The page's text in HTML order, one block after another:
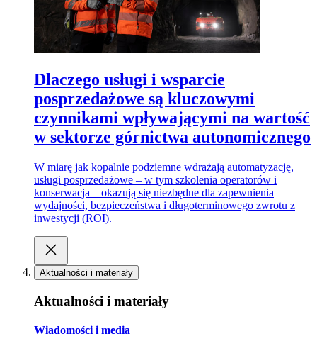
Dlaczego usługi i wsparcie
posprzedażowe są kluczowymi
czynnikami wpływającymi na wartość
w sektorze górnictwa autonomicznego
W miarę jak kopalnie podziemne wdrażają automatyzację,
usługi posprzedażowe – w tym szkolenia operatorów i
konserwacja – okazują się niezbędne dla zapewnienia
wydajności, bezpieczeństwa i długoterminowego zwrotu z
inwestycji (ROI).
Aktualności i materiały
Aktualności i materiały
Wiadomości i media